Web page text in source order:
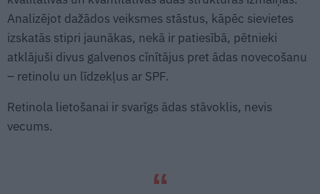
Analizējot dažādos veiksmes stāstus, kāpēc sievietes
izskatās stipri jaunākas, nekā ir patiesībā, pētnieki
atklājuši divus galvenos cīnītājus pret ādas novecošanu
– retinolu un līdzekļus ar SPF.
Retinola lietošanai ir svarīgs ādas stāvoklis, nevis
vecums.